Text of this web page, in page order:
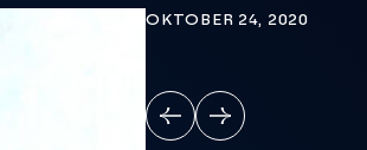
OKTOBER 24, 2020
VORIGEVOLGENDE